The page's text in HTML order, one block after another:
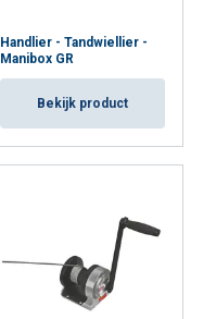
Handlier - Tandwiellier -
Manibox GR
Bekijk product